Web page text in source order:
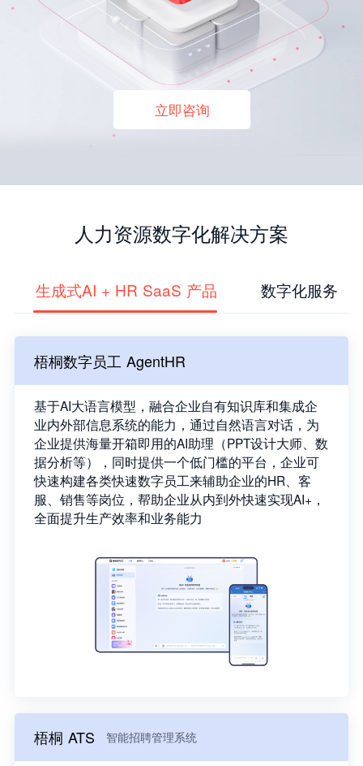
立即咨询
人力资源数字化解决方案
生成式AI + HR SaaS 产品 数字化服务
梧桐数字员工 AgentHR
基于AI大语言模型，融合企业自有知识库和集成企
业内外部信息系统的能力，通过自然语言对话，为
企业提供海量开箱即用的AI助理（PPT设计大师、数
据分析等），同时提供一个低门槛的平台，企业可
快速构建各类快速数字员工来辅助企业的HR、客
服、销售等岗位，帮助企业从内到外快速实现AI+，
全面提升生产效率和业务能力
梧桐 ATS 智能招聘管理系统